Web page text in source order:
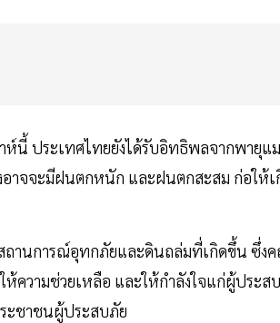
นี้ ประเทศไทยยังได้รับอิทธิพลจากพายุ
าจจะมีฝนตกหนัก และฝนตกสะสม ก่อให้
ถานการณ์อุทกภัยและดินถล่มที่เกิดขึ้น ซึ่ง
ความช่วยเหลือ และให้กำลังใจแก่ผู้ประส
ะชาชนผู้ประสบภัย